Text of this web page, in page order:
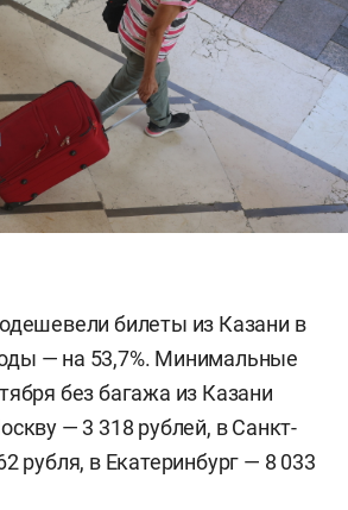
билеты из Казани в
— на 53,7%. Минимальные
без багажа из Казани
— 3 318 рублей, в Санкт-
рубля, в Екатеринбург — 8 033